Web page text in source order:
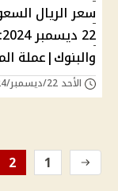
سعر الريال
والبنوك|عملة
الأحد 22/ديسمبر/2024 - 05:51 م
1
2